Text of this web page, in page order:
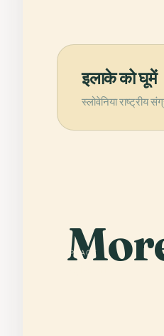
इलाके को घूमें
स्लोवेनिया
PLACE
लुब्लियाना